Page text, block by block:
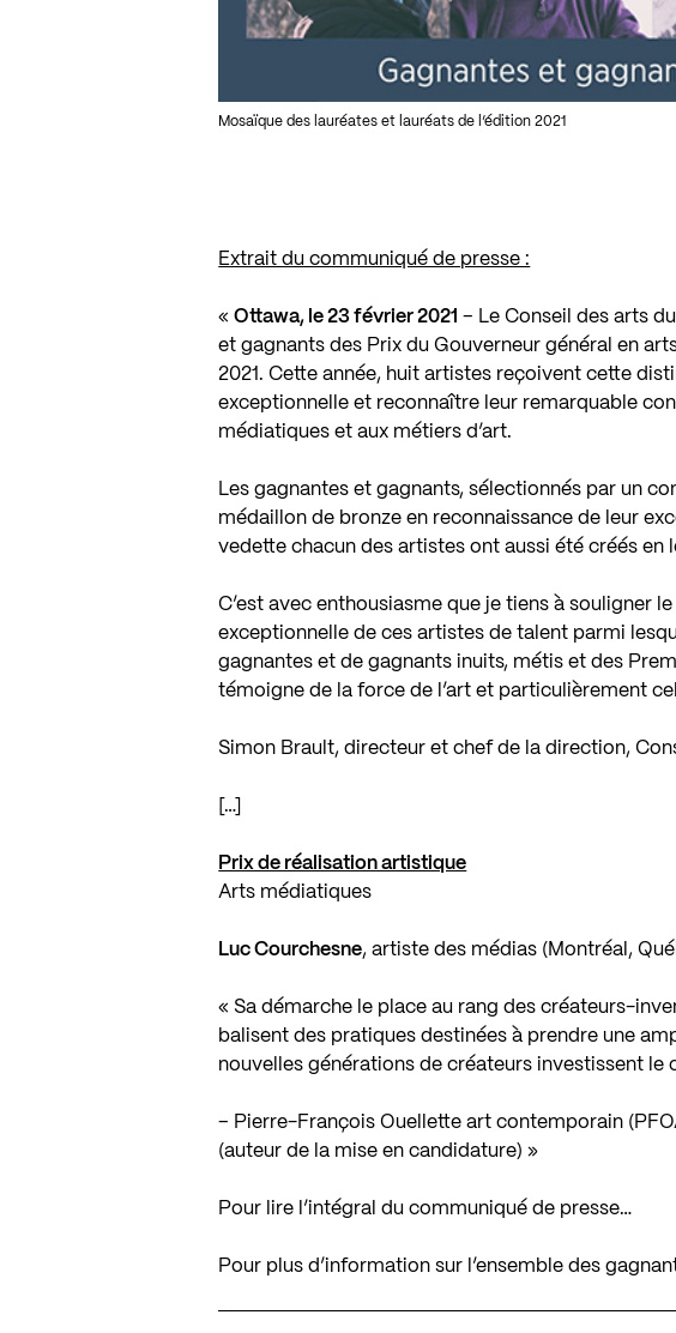
Mosaïque des lauréates et lauréats de l’édition 2021
Extrait du communiqué de presse :
«Ottawa, le 23 février 2021 – Le Conseil des arts
et gagnants des Prix du Gouverneur général en
2021. Cette année, huit artistes reçoivent cette
exceptionnelle et reconnaître leur remarquable
médiatiques et aux métiers d’art.
Les gagnantes et gagnants, sélectionnés par un
médaillon de bronze en reconnaissance de leur
vedette chacun des artistes ont aussi été créés en
C’est avec enthousiasme que je tiens à souligner
exceptionnelle de ces artistes de talent parmi
gagnantes et de gagnants inuits, métis et des
témoigne de la force de l’art et particulièrement
Simon Brault, directeur et chef de la direction,
[…]
Prix de réalisation artistique
Arts médiatiques
Luc Courchesne, artiste des médias (Montréal,
« Sa démarche le place au rang des créateurs-
balisent des pratiques destinées à prendre une
nouvelles générations de créateurs investissent le
– Pierre-François Ouellette art contemporain
(auteur de la mise en candidature) »
Pour lire l’intégral du communiqué de presse…
Pour plus d’information sur l’ensemble des